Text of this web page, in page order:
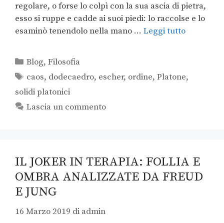
regolare, o forse lo colpì con la sua ascia di pietra,
esso si ruppe e cadde ai suoi piedi: lo raccolse e lo
esaminò tenendolo nella mano … Leggi tutto
Blog,Filosofia
caos, dodecaedro, escher, ordine,Platone,
solidi platonici
Lascia un commento
IL JOKER IN TERAPIA: FOLLIA E
OMBRA ANALIZZATE DA FREUD
E JUNG
16 Marzo 2019 di admin